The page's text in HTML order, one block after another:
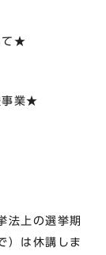
て★
事業★
法上の選挙期
）は休講しま